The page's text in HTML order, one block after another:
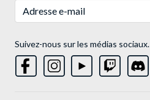
Suivez-nous sur les médias sociaux.